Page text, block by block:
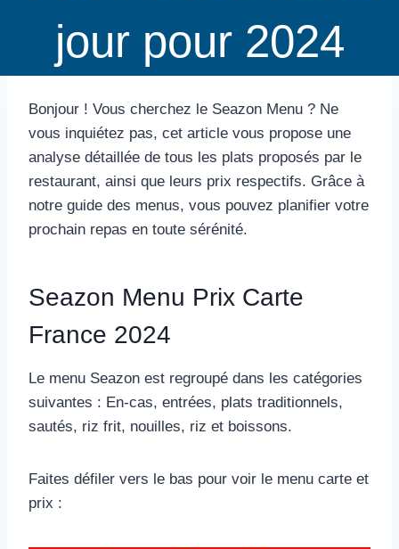
jour pour 2024
Bonjour ! Vous cherchez le Seazon Menu ? Ne
vous inquiétez pas, cet article vous propose une
analyse détaillée de tous les plats proposés par le
restaurant, ainsi que leurs prix respectifs. Grâce à
notre guide des menus, vous pouvez planifier votre
prochain repas en toute sérénité.
Seazon Menu Prix Carte
France 2024
Le menu Seazon est regroupé dans les catégories
suivantes : En-cas, entrées, plats traditionnels,
sautés, riz frit, nouilles, riz et boissons.
Faites défiler vers le bas pour voir le menu carte et
prix :